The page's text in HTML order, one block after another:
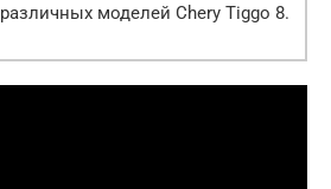
различных моделей Chery Tiggo 8.